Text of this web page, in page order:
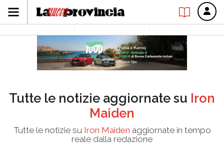
Tutte le notizie aggiornate su Iron
Maiden
Tutte le notizie su Iron Maiden aggiornate in tempo
reale dalla redazione